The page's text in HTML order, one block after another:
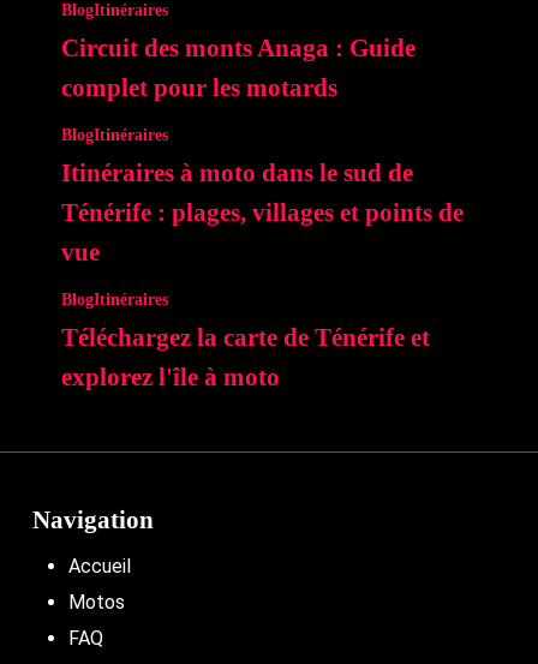
BlogItinéraires
Circuit des monts Anaga : Guide
complet pour les motards
BlogItinéraires
Itinéraires à moto dans le sud de
Ténérife : plages, villages et points de
vue
BlogItinéraires
Téléchargez la carte de Ténérife et
explorez l'île à moto
Navigation
Accueil
Motos
FAQ